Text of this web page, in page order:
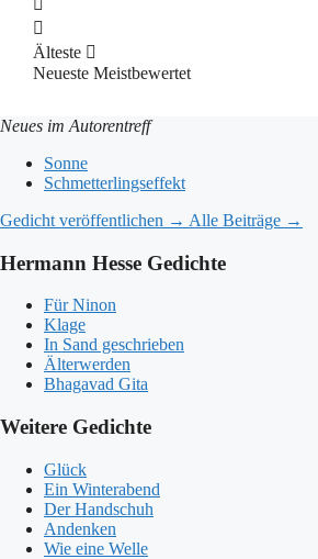
Älteste
Neueste Meistbewertet
Neues im Autorentreff
Sonne
Schmetterlingseffekt
Gedicht veröffentlichen → Alle Beiträge →
Hermann Hesse Gedichte
Für Ninon
Klage
In Sand geschrieben
Älterwerden
Bhagavad Gita
Weitere Gedichte
Glück
Ein Winterabend
Der Handschuh
Andenken
Wie eine Welle